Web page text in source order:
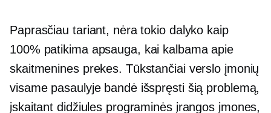
Paprasčiau tariant, nėra tokio dalyko kaip
100% patikima apsauga, kai kalbama apie
skaitmenines prekes. Tūkstančiai verslo įmonių
visame pasaulyje bandė išspręsti šią problemą,
įskaitant didžiules programinės įrangos įmones,